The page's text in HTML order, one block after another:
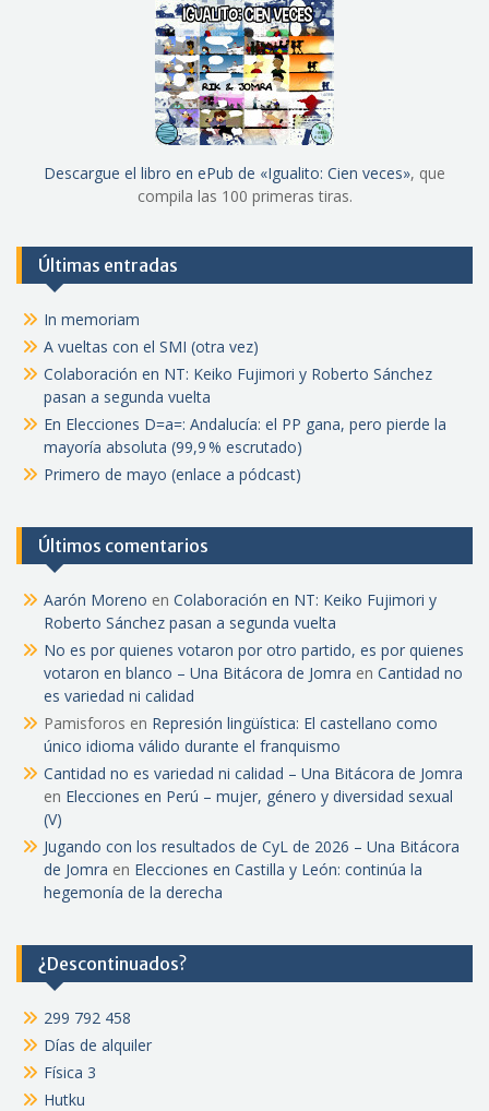
Descargue el libro en ePub de «Igualito: Cien veces», que
compila las 100 primeras tiras.
Últimas entradas
In memoriam
A vueltas con el SMI (otra vez)
Colaboración en NT: Keiko Fujimori y Roberto Sánchez
pasan a segunda vuelta
En Elecciones D=a=: Andalucía: el PP gana, pero pierde la
mayoría absoluta (99,9 % escrutado)
Primero de mayo (enlace a pódcast)
Últimos comentarios
Aarón Moreno en Colaboración en NT: Keiko Fujimori y
Roberto Sánchez pasan a segunda vuelta
No es por quienes votaron por otro partido, es por quienes
votaron en blanco – Una Bitácora de Jomra en Cantidad no
es variedad ni calidad
Pamisforos en Represión lingüística: El castellano como
único idioma válido durante el franquismo
Cantidad no es variedad ni calidad – Una Bitácora de Jomra
en Elecciones en Perú – mujer, género y diversidad sexual
(V)
Jugando con los resultados de CyL de 2026 – Una Bitácora
de Jomra en Elecciones en Castilla y León: continúa la
hegemonía de la derecha
¿Descontinuados?
299 792 458
Días de alquiler
Física 3
Hutku